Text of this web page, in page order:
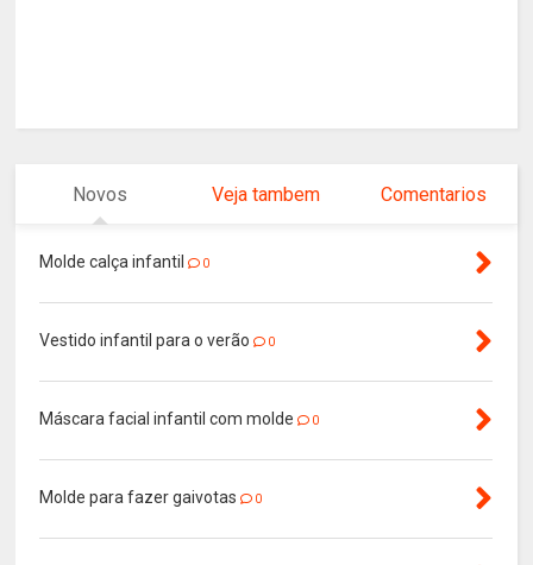
Novos Veja tambem Comentarios
Molde calça infantil 0
Vestido infantil para o verão 0
Máscara facial infantil com molde 0
Molde para fazer gaivotas 0